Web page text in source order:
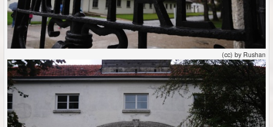
(cc) by Rushan